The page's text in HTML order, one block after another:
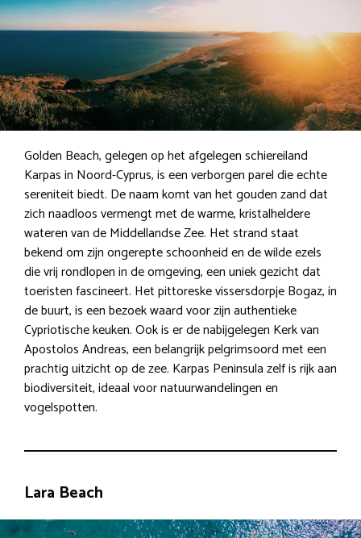
Golden Beach, gelegen op het afgelegen schiereiland
Karpas in Noord-Cyprus, is een verborgen parel die echte
sereniteit biedt. De naam komt van het gouden zand dat
zich naadloos vermengt met de warme, kristalheldere
wateren van de Middellandse Zee. Het strand staat
bekend om zijn ongerepte schoonheid en de wilde ezels
die vrij rondlopen in de omgeving, een uniek gezicht dat
toeristen fascineert. Het pittoreske vissersdorpje Bogaz, in
de buurt, is een bezoek waard voor zijn authentieke
Cypriotische keuken. Ook is er de nabijgelegen Kerk van
Apostolos Andreas, een belangrijk pelgrimsoord met een
prachtig uitzicht op de zee. Karpas Peninsula zelf is rijk aan
biodiversiteit, ideaal voor natuurwandelingen en
vogelspotten.
Lara Beach